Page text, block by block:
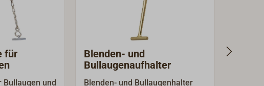
für
und
Blenden- und
Bullaugenaufhalter
Blenden- und Bullaugenhalter